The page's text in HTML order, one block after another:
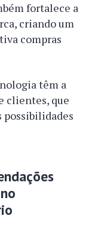
fortalece a
criando um
compras
têm a
clientes, que
possibilidades